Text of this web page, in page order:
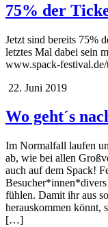
75% der
Jetzt sind bereits 75%
letztes Mal dabei sein
www.spack-
22. Juni 2019
Wo geht´s
Im Normalfall laufen
ab, wie bei allen
auch auf dem Spack!
fühlen. Damit ihr aus
herauskommen könnt,
[…]